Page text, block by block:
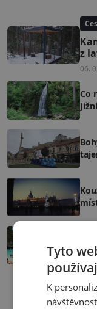
z
06.
Co
Tyto
K